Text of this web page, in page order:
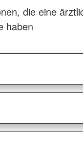
die eine
haben